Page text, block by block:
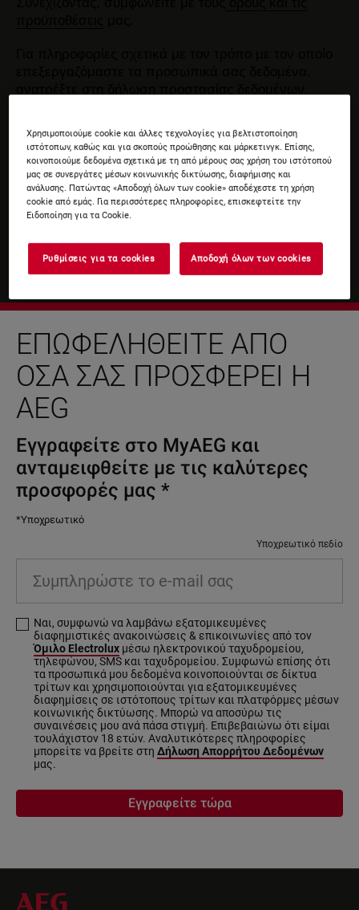
ΕΠΩΦΕΛΗΘΕΊΤΕ ΑΠΌ
ΌΣΑ ΣΑΣ ΠΡΟΣΦΈΡΕΙ Η
AEG
Εγγραφείτε στο MyAEG και
ανταμειφθείτε με τις καλύτερες
προσφορές μας *
*Υποχρεωτικό
Υποχρεωτικό πεδίο
Ναι, συμφωνώ να λαμβάνω εξατομικευμένες
διαφημιστικές ανακοινώσεις & επικοινωνίες από τον
Όμιλο Electrolux μέσω ηλεκτρονικού ταχυδρομείου,
τηλεφώνου, SMS και ταχυδρομείου. Συμφωνώ επίσης ότι
τα προσωπικά μου δεδομένα κοινοποιούνται σε δίκτυα
τρίτων και χρησιμοποιούνται για εξατομικευμένες
διαφημίσεις σε ιστότοπους τρίτων και πλατφόρμες μέσων
κοινωνικής δικτύωσης. Μπορώ να αποσύρω τις
συναινέσεις μου ανά πάσα στιγμή. Επιβεβαιώνω ότι είμαι
τουλάχιστον 18 ετών. Αναλυτικότερες πληροφορίες
μπορείτε να βρείτε στη Δήλωση Απορρήτου Δεδομένων
μας.
Εγγραφείτε τώρα
Χρησιμοποιούμε cookie και άλλες τεχνολογίες για βελτιστοποίηση
ιστότοπων, καθώς και για σκοπούς προώθησης και μάρκετινγκ. Επίσης,
κοινοποιούμε δεδομένα σχετικά με τη από μέρους σας χρήση του ιστότοπού
μας σε συνεργάτες μέσων κοινωνικής δικτύωσης, διαφήμισης και
ανάλυσης. Πατώντας «Αποδοχή όλων των cookie» αποδέχεστε τη χρήση
cookie από εμάς. Για περισσότερες πληροφορίες, επισκεφτείτε την
Ειδοποίηση για τα Cookie.
Ρυθμίσεις για τα cookies Αποδοχή όλων των cookies